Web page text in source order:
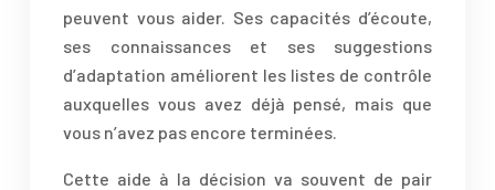
peuvent vous aider. Ses capacités d’écoute,
ses connaissances et ses suggestions
d’adaptation améliorent les listes de contrôle
auxquelles vous avez déjà pensé, mais que
vous n’avez pas encore terminées.
Cette aide à la décision va souvent de pair